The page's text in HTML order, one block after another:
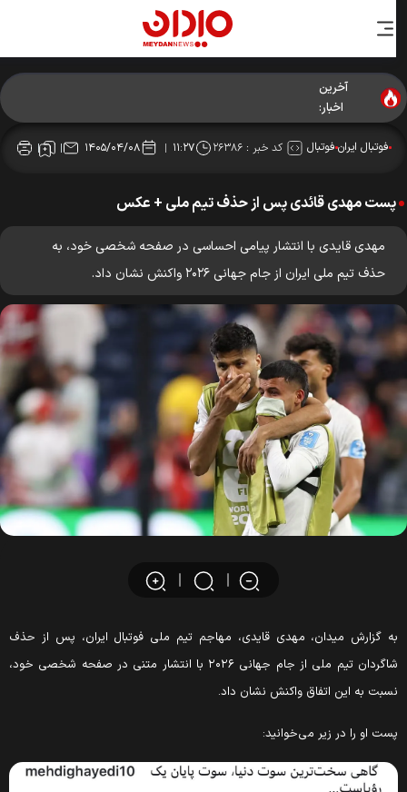
آخرین
اخبار:
فوتبال ایرانفوتبال کد خبر : ۲۶۳۸۶ ۱۱:۲۷ ۱۴۰۵/۰۴/۰۸
پست مهدی قائدی پس از حذف تیم ملی + عکس
مهدی قایدی با انتشار پیامی احساسی در صفحه شخصی خود، به
حذف تیم ملی ایران از جام جهانی ۲۰۲۶ واکنش نشان داد.
گزارش میدان، مهدی قایدی، مهاجم تیم ملی فوتبال ایران، پس از حذف
شاگردان تیم ملی از جام جهانی ۲۰۲۶ با انتشار متنی در صفحه شخصی خود،
به این اتفاق واکنش نشان داد.
او را در زیر می‌خوانید: